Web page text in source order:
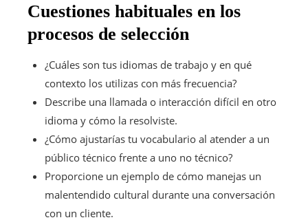
Cuestiones habituales en los
procesos de selección
¿Cuáles son tus idiomas de trabajo y en qué
contexto los utilizas con más frecuencia?
Describe una llamada o interacción difícil en otro
idioma y cómo la resolviste.
¿Cómo ajustarías tu vocabulario al atender a un
público técnico frente a uno no técnico?
Proporcione un ejemplo de cómo manejas un
malentendido cultural durante una conversación
con un cliente.